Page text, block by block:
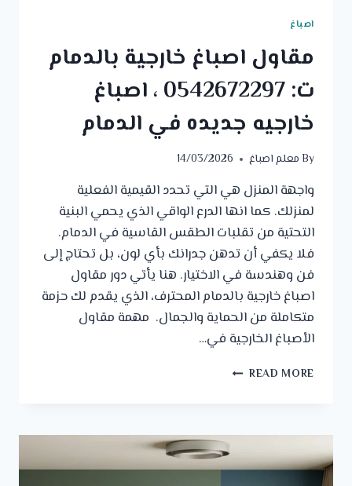
اصباغ
مقاول اصباغ خارجية بالدمام
ت: 0542672297 ، اصباغ
خارجيه جديده في الدمام
Byمعلم اصباغ 14/03/2026
واجهة المنزل هي التي تحدد القيمية الفعلية
لمنزلك. كما انها الدرع الواقي الذي يحمي البنية
التحتية من تقلبات الطقس القاسية في الدمام.
فلا يكفي أن تدهن جدرانك بأي لون، بل تحتاج إلى
فن وهندسة في الاختيار. هنا يأتي دور مقاول
اصباغ خارجية بالدمام المحترف، الذي يقدم لك حزمة
متكاملة من الحماية والجمال. مهمة مقاول
الأصباغ الخارجية في…
READ MOREمقاول
ت:
0542672297
،